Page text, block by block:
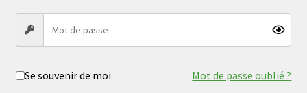
Se souvenir de moi Mot de passe oublié ?